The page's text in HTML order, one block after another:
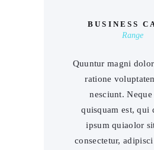
BUSINESS
Range
Quuntur magni
ratione
nesciunt.
quisquam est, qui
ipsum quiaolor
consectetur,